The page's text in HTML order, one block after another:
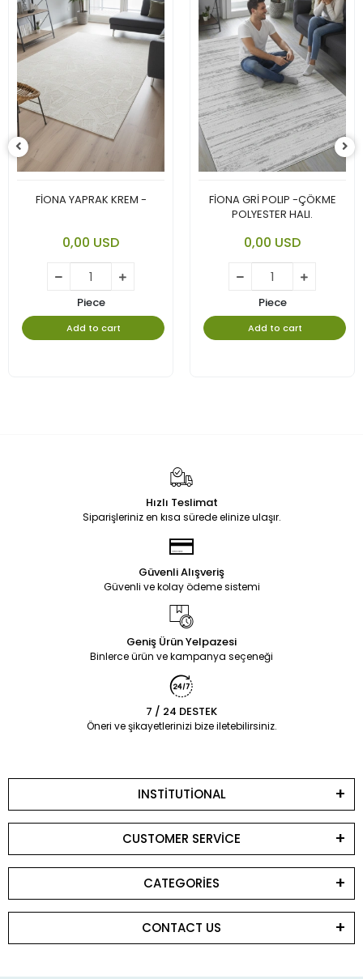
FİONA YAPRAK KREM -
0,00 USD
Piece
Add to cart
FİONA GRİ POLIP -ÇÖKME
POLYESTER HALI.
0,00 USD
Piece
Add to cart
Hızlı Teslimat
Siparişleriniz en kısa sürede elinize ulaşır.
Güvenli Alışveriş
Güvenli ve kolay ödeme sistemi
Geniş Ürün Yelpazesi
Binlerce ürün ve kampanya seçeneği
7 / 24 DESTEK
Öneri ve şikayetlerinizi bize iletebilirsiniz.
INSTİTUTİONAL
CUSTOMER SERVİCE
CATEGORİES
CONTACT US